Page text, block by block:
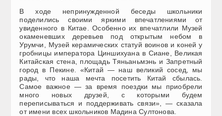
В ходе непринужденной беседы школьники
поделились своими яркими впечатлениями от
увиденного в Китае. Особенно их впечатлили Музей
окаменевших деревьев под открытым небом в
Урумчи, Музей керамических статуй воинов и коней у
гробницы императора Циншихуана в Сиане, Великая
Китайская стена, площадь Тяньаньмэнь и Запретный
город в Пекине. «Китай — наш великий сосед, мы
рады, что наша мечта посетить Китай сбылась.
Самое важное — за время поездки мы приобрели
много новых друзей, с которыми будем
переписываться и поддерживать связи», — сказала
от имени всех школьников Мадина Султонова.